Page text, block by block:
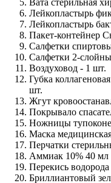
Лейкопластырь
Лейкопластырь
Пакет-контейнер
Салфетки
Салфетки 2-
Воздуховод - 1 шт.
Губка
шт.
Жгут
Покрывало
Ножницы
Маска
Перчатки
Аммиак 10% 40
Перекись
Бриллиантовый